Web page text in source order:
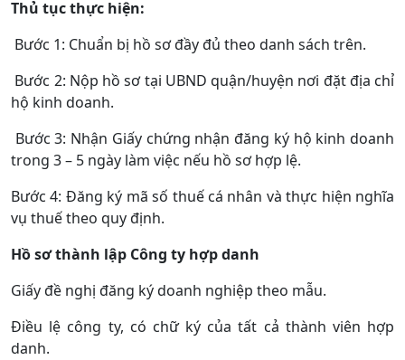
Thủ tục thực hiện:
Bước 1: Chuẩn bị hồ sơ đầy đủ theo danh sách trên.
Bước 2: Nộp hồ sơ tại UBND quận/huyện nơi đặt địa chỉ
hộ kinh doanh.
Bước 3: Nhận Giấy chứng nhận đăng ký hộ kinh doanh
trong 3 – 5 ngày làm việc nếu hồ sơ hợp lệ.
Bước 4: Đăng ký mã số thuế cá nhân và thực hiện nghĩa
vụ thuế theo quy định.
Hồ sơ thành lập Công ty hợp danh
Giấy đề nghị đăng ký doanh nghiệp theo mẫu.
Điều lệ công ty, có chữ ký của tất cả thành viên hợp
danh.